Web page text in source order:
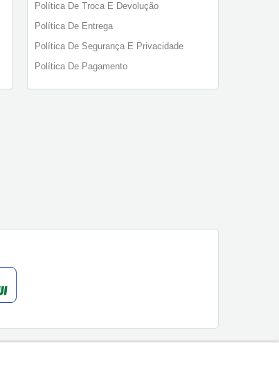
Política De Troca E Devolução
Política De Entrega
Política De Segurança E Privacidade
Política De Pagamento